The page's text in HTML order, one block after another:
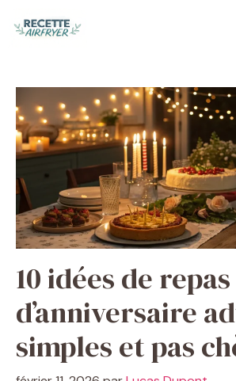
10 idées de repas
d’anniversaire
simples et pas